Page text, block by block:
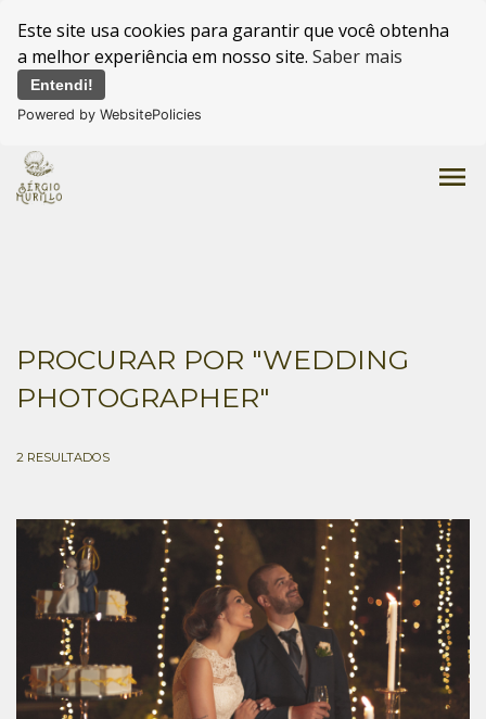
Este site usa cookies para garantir que você obtenha
a melhor experiência em nosso site. Saber mais
Entendi!
Powered by WebsitePolicies
menu
PROCURAR POR "WEDDING
PHOTOGRAPHER"
2 RESULTADOS